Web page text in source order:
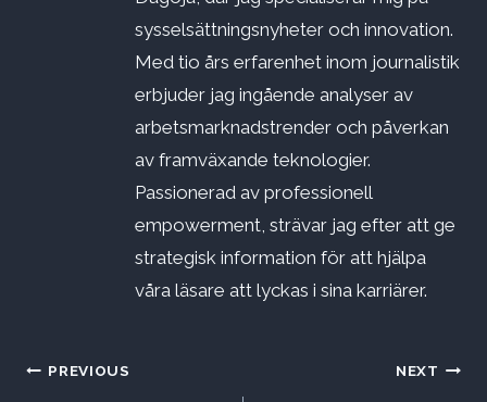
sysselsättningsnyheter och innovation.
Med tio års erfarenhet inom journalistik
erbjuder jag ingående analyser av
arbetsmarknadstrender och påverkan
av framväxande teknologier.
Passionerad av professionell
empowerment, strävar jag efter att ge
strategisk information för att hjälpa
våra läsare att lyckas i sina karriärer.
Inläggsnavigering
PREVIOUS NEXT